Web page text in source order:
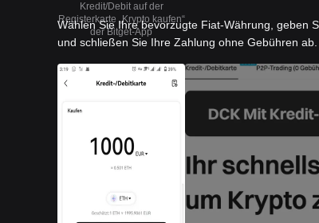
Kredit/Debit auf der
Registerkarte „Krypto kaufen“
der Bitget-App
Wählen Sie Ihre bevorzugte Fiat-Währung, geben
und schließen Sie Ihre Zahlung ohne Gebühren ab.